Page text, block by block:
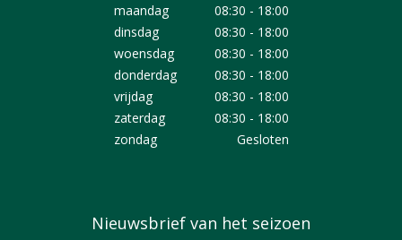
maandag
08:30 - 18:00
dinsdag
08:30 - 18:00
woensdag
08:30 - 18:00
donderdag
08:30 - 18:00
vrijdag
08:30 - 18:00
zaterdag
08:30 - 18:00
zondag
Gesloten
Nieuwsbrief van het seizoen